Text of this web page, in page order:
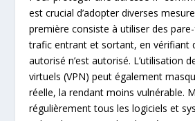
est crucial d’adopter diverses
première consiste à utiliser des
trafic entrant et sortant, en vérifiant
autorisé n’est autorisé. L’utilisation
virtuels (VPN) peut également
réelle, la rendant moins vulnérable.
régulièrement tous les logiciels et